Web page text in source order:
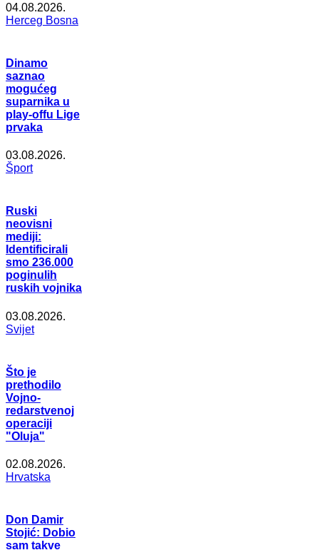
04.08.2026.
Herceg Bosna
Dinamo
saznao
mogućeg
suparnika u
play-offu Lige
prvaka
03.08.2026.
Šport
Ruski
neovisni
mediji:
Identificirali
smo 236.000
poginulih
ruskih vojnika
03.08.2026.
Svijet
Što je
prethodilo
Vojno-
redarstvenoj
operaciji
"Oluja"
02.08.2026.
Hrvatska
Don Damir
Stojić: Dobio
sam takve